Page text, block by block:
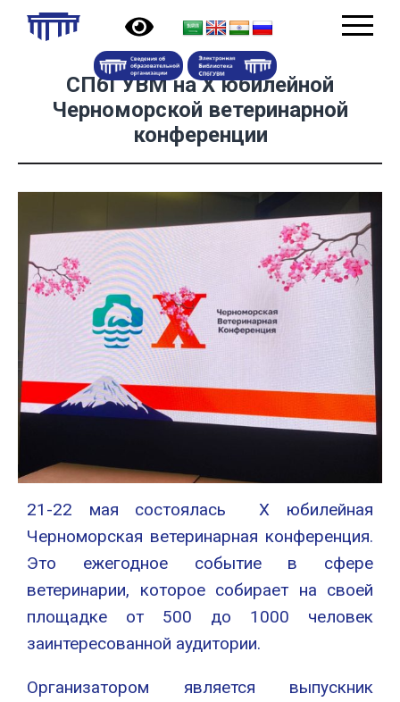
СПбГУВМ на X юбилейной
Черноморской ветеринарной
конференции
21-22 мая состоялась X юбилейная
Черноморская ветеринарная конференция.
Это ежегодное событие в сфере
ветеринарии, которое собирает на своей
площадке от 500 до 1000 человек
заинтересованной аудитории.
Организатором является выпускник